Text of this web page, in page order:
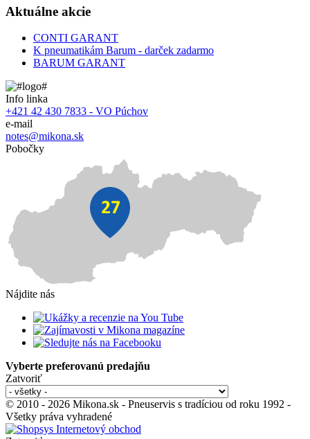
Aktuálne akcie
CONTI GARANT
K pneumatikám Barum - darček zadarmo
BARUM GARANT
Info linka
+421 42 430 7833 - VO Púchov
e-mail
notes@mikona.sk
Pobočky
Nájdite nás
Vyberte preferovanú predajňu
Zatvoriť
© 2010 - 2026 Mikona.sk - Pneuservis s tradíciou od roku 1992 -
Všetky práva vyhradené